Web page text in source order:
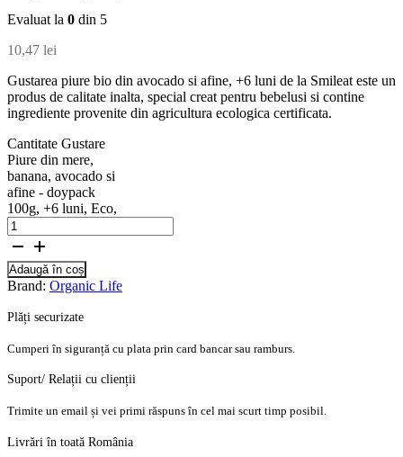
Evaluat la 0 din 5
10,47 lei
Gustarea piure bio din avocado si afine, +6 luni de la Smileat este un
produs de calitate inalta, special creat pentru bebelusi si contine
ingrediente provenite din agricultura ecologica certificata.
Cantitate Gustare
Piure din mere,
banana, avocado si
afine - doypack
100g, +6 luni, Eco,
Adaugă în coș
Brand: Organic Life
Plăți securizate
Cumperi în siguranță cu plata prin card bancar sau ramburs.
Suport/ Relații cu clienții
Trimite un email și vei primi răspuns în cel mai scurt timp posibil.
Livrări în toată România